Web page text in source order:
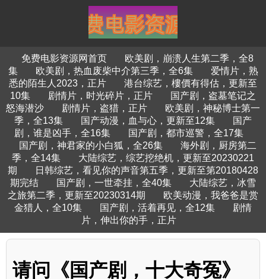
免费电影资源网首页
欧美剧，崩溃人生第二季，全8
集
欧美剧，热血废柴中介第三季，全6集
爱情片，熟
悉的陌生人2023，正片
港台综艺，樓價有得估，更新至
10集
剧情片，时光碎片，正片
国产剧，盗墓笔记之
怒海潜沙
剧情片，盗猎，正片
欧美剧，神秘博士第一
季，全13集
国产动漫，血与心，更新至12集
国产
剧，谁是凶手，全16集
国产剧，都市巡警，全17集
国产剧，神君家的小白狐，全26集
海外剧，厨房第二
季，全14集
大陆综艺，综艺挖绝机，更新至20230221
期
日韩综艺，看见你的声音第五季，更新至第20180428
期完结
国产剧，一世牵挂，全40集
大陆综艺，冰雪
之旅第二季，更新至20230314期
欧美动漫，我爸爸是赏
金猎人，全10集
国产剧，活着再见，全12集
剧情
片，伸出你的手，正片
请问《国产剧，十大奇冤》